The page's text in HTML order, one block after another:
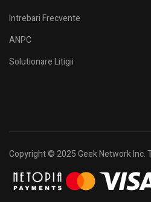
Intrebari Frecvente
ANPC
Solutionare Litigii
Copyright © 2025 Geek Network Inc.